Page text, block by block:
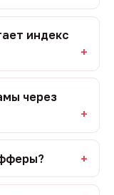
индекс
через